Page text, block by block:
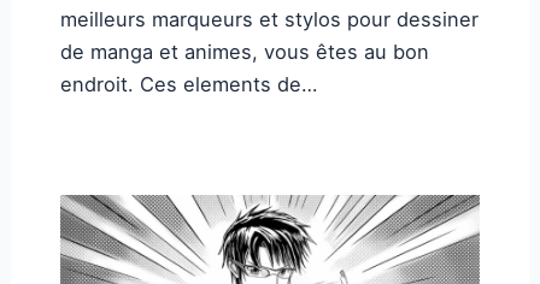
meilleurs marqueurs et stylos pour dessiner
de manga et animes, vous êtes au bon
endroit. Ces elements de…